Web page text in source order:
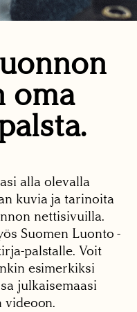
oma
alla olevalla
kuvia ja tarinoita
nettisivuilla.
Suomen Luonto -
palstalle. Voit
esimerkiksi
julkaisemaasi
videoon.